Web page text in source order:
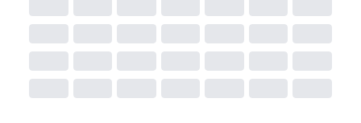
Sammanfattning
rum, spa och sportutbud är The Grand Southsea
Khaolak ett mångsidigt alternativ för såväl par som
barnfamiljer och små konferensgrupper som söker ett
harmoniskt strandboende i norra Khao Lak – nära